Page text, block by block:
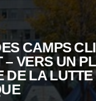
CAMPS
– VERS UN
DE LA LUTTE